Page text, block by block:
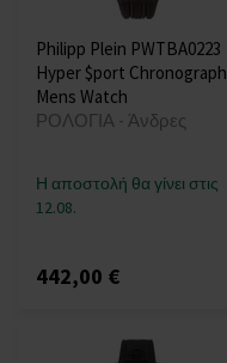
Philipp Plein PWTBA0223
Hyper $port Chronograph
Mens Watch
ΡΟΛΟΓΙΑ - Άνδρες
Η αποστολή θα γίνει στις
12.08.
442,00 €